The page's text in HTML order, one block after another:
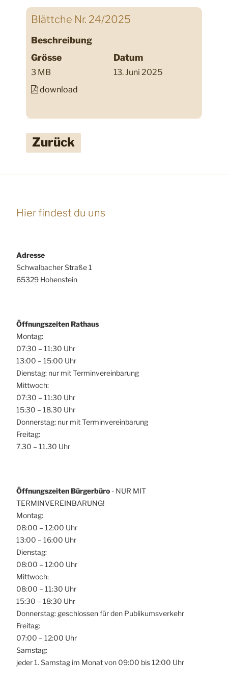
Blättche Nr. 24/2025
Beschreibung
Grösse
3 MB
Datum
13. Juni 2025
download
Zurück
Hier findest du uns
Adresse
Schwalbacher Straße 1
65329 Hohenstein
Öffnungszeiten Rathaus
Montag:
07:30 – 11:30 Uhr
13:00 – 15:00 Uhr
Dienstag: nur mit Terminvereinbarung
Mittwoch:
07:30 – 11:30 Uhr
15:30 – 18.30 Uhr
Donnerstag: nur mit Terminvereinbarung
Freitag:
7.30 – 11.30 Uhr
Öffnungszeiten Bürgerbüro - NUR MIT
TERMINVEREINBARUNG!
Montag:
08:00 – 12:00 Uhr
13:00 – 16:00 Uhr
Dienstag:
08:00 – 12:00 Uhr
Mittwoch:
08:00 – 11:30 Uhr
15:30 – 18:30 Uhr
Donnerstag: geschlossen für den Publikumsverkehr
Freitag:
07:00 – 12:00 Uhr
Samstag:
jeder 1. Samstag im Monat von 09:00 bis 12:00 Uhr